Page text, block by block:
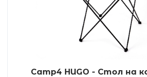
Camp4 HUGO - Стол на